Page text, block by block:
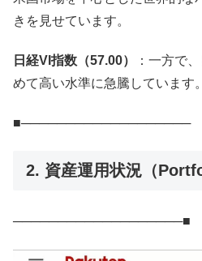
きを見せています。
日経VI指数（57.00） ：一方で
めて高い水準に急騰しています。
■───────────────────
2. 資産運用状況（
───────────────────■